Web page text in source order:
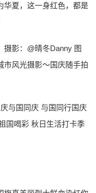
华夏，这一身红色，都是
摄影：@晴冬Danny 图
市风光摄影～国庆随手拍
与国同庆 与国同行国庆
国喝彩 秋日生活打卡季